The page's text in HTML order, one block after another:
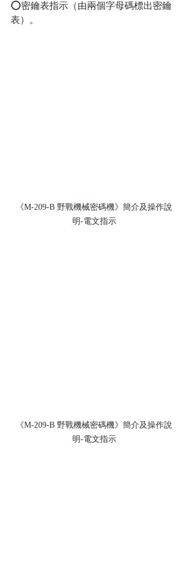
⭕密鑰表指示（由兩個字母碼標出密鑰
表）。
《M-209-B 野戰機械密碼機》簡介及操作說
明-電文指示
《M-209-B 野戰機械密碼機》簡介及操作說
明-電文指示